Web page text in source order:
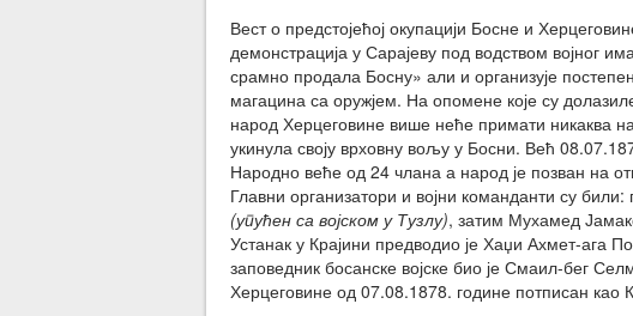
Вест о предстојећој окупацији Босне и
демонстрација у Сарајеву под водством војног
срамно продала Босну» али и организује
магацина са оружјем. На опомене које су
народ Херцеговине више неће примати никаква
укинула своју врховну вољу у Босни. Већ
Народно веће од 24 члана а народ је позван на
Главни организатори и војни команданти су
(упућен са војском у Тузлу), затим Мухамед
Устанак у Крајини предводио је Хаџи Ахмет-
заповедник босанске војске био је Смаил-бег
Херцеговине од 07.08.1878. године потписан